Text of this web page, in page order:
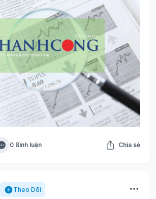
0 Bình luận Chia sẻ
Theo Dõi